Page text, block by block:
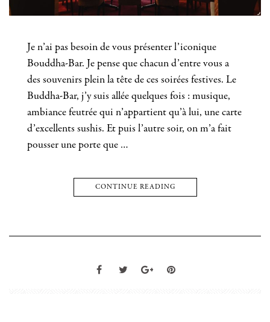
Je n’ai pas besoin de vous présenter l’iconique
Bouddha-Bar. Je pense que chacun d’entre vous a
des souvenirs plein la tête de ces soirées festives. Le
Buddha-Bar, j’y suis allée quelques fois : musique,
ambiance feutrée qui n’appartient qu’à lui, une carte
d’excellents sushis. Et puis l’autre soir, on m’a fait
pousser une porte que …
CONTINUE READING